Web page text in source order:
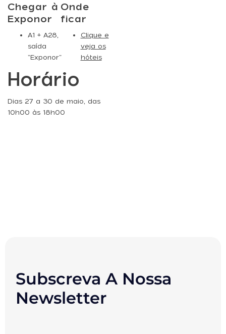
Chegar à
Exponor
A1 + A28,
saída
“Exponor”
Onde
ficar
Clique e
veja os
hóteis
Horário
Dias 27 a 30 de maio, das
10h00 às 18h00
Subscreva A Nossa
Newsletter